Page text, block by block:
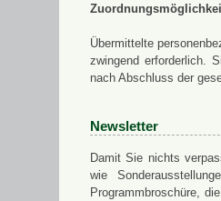
Übermittelte
zwingend erforderlich.
nach Abschluss der
Newsletter
Damit Sie nichts
wie
Programmbroschüre,